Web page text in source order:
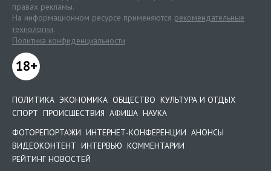
правах рекламы.
На информационном ресурсе применяются рекомендательные
технологии.
Политика конфиденциальности
18+
ПОЛИТИКА ЭКОНОМИКА ОБЩЕСТВО КУЛЬТУРА И ОТДЫХ
СПОРТ ПРОИСШЕСТВИЯ АФИША НАУКА
ФОТОРЕПОРТАЖИ ИНТЕРНЕТ-КОНФЕРЕНЦИИ АНОНСЫ
ВИДЕОКОНТЕНТ ИНТЕРВЬЮ КОММЕНТАРИИ
РЕЙТИНГ НОВОСТЕЙ